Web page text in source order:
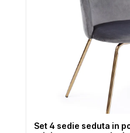
Set 4 sedie seduta in